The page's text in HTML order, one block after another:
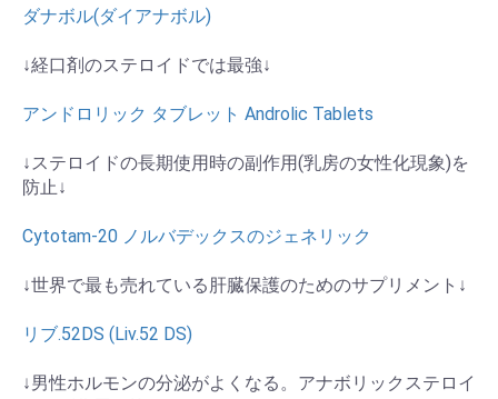
ダナボル(ダイアナボル)
↓経口剤のステロイドでは最強↓
アンドロリック タブレット Androlic Tablets
↓ステロイドの長期使用時の副作用(乳房の女性化現象)を
防止↓
Cytotam-20 ノルバデックスのジェネリック
↓世界で最も売れている肝臓保護のためのサプリメント↓
リブ.52DS (Liv.52 DS)
↓男性ホルモンの分泌がよくなる。アナボリックステロイ